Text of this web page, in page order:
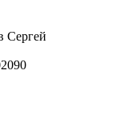
Сергей